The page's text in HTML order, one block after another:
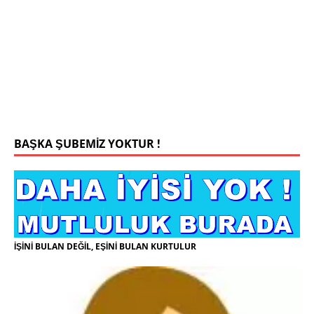
BAŞKA ŞUBEMİZ YOKTUR !
İŞİNİ BULAN DEĞİL, EŞİNİ BULAN KURTULUR